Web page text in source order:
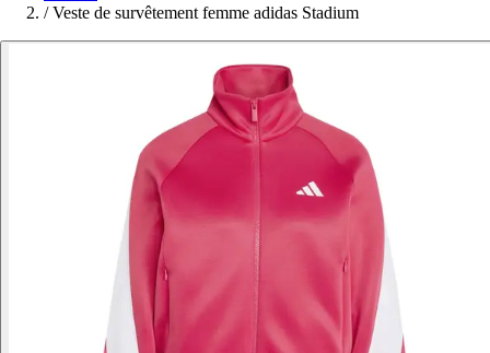
/ Veste de survêtement femme adidas Stadium